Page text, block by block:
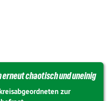
chaotisch und uneinig
zur